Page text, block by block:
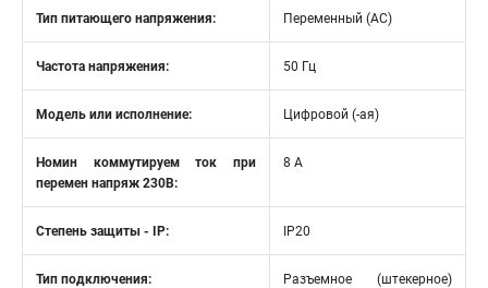
Тип питающего напряжения: Переменный (AC)
Частота напряжения: 50 Гц
Модель или исполнение: Цифровой (-ая)
Номин коммутируем ток при
перемен напряж 230В:
8 А
Степень защиты - IP: IP20
Тип подключения:
Разъемное (штекерное)